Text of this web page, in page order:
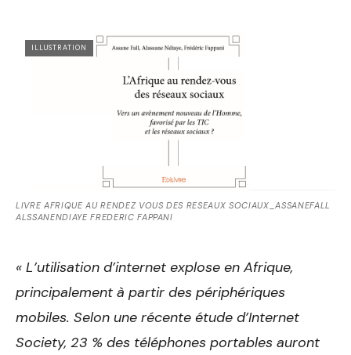
ILLUSTRATION
LIVRE AFRIQUE AU RENDEZ VOUS DES RESEAUX SOCIAUX_ASSANEFALL
ALSSANENDIAYE FREDERIC FAPPANI
« L’utilisation d’internet explose en Afrique,
principalement à partir des périphériques
mobiles. Selon une récente étude d’Internet
Society, 23 % des téléphones portables auront